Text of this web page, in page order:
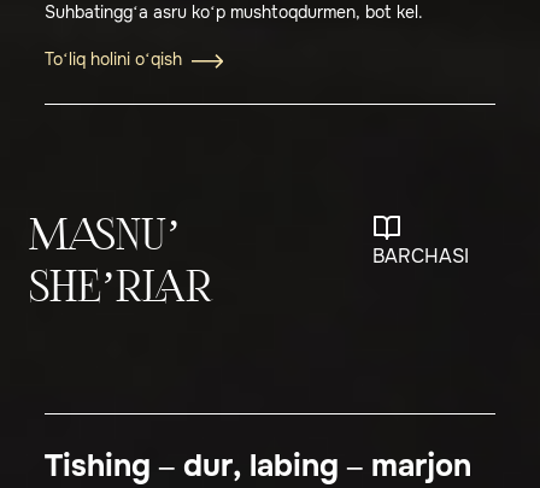
Suhbatingg‘a asru ko‘p mushtoqdurmen, bot kel.
To‘liq holini o‘qish
MASNU’
SHE’RLAR
BARCHASI
Tishing – dur, labing – marjon